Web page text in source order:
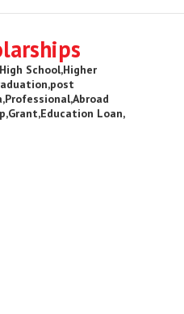
School,Higher
Loan,